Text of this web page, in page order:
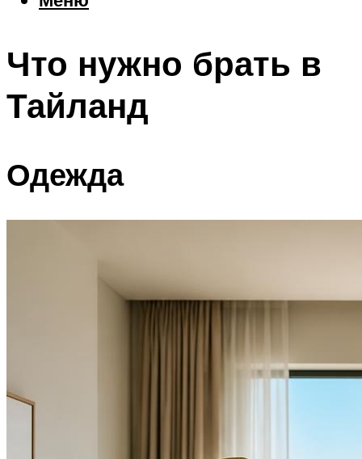
Шоппинг
Что посетить
Что нужно брать в
Тайланд
Одежда